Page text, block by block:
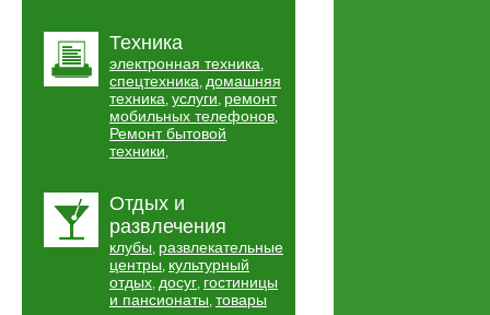
Техника
электронная техника,
спецтехника, домашняя
техника, услуги, ремонт
мобильных телефонов,
Ремонт бытовой
техники,
Отдых и
развлечения
клубы, развлекательные
центры, культурный
отдых, досуг, гостиницы
и пансионаты, товары